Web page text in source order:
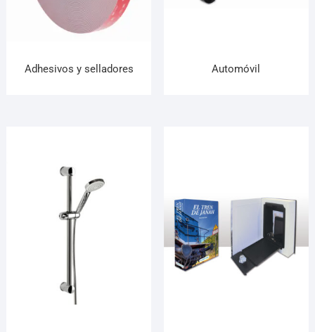
Adhesivos y selladores Automóvil